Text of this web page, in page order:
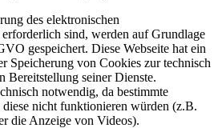
des elektronischen
sind, werden auf Grundlage
gespeichert. Diese Webseite hat ein
Speicherung von Cookies zur technisch
Bereitstellung seiner Dienste.
notwendig, da bestimmte
nicht funktionieren würden (z.B.
die Anzeige von Videos).